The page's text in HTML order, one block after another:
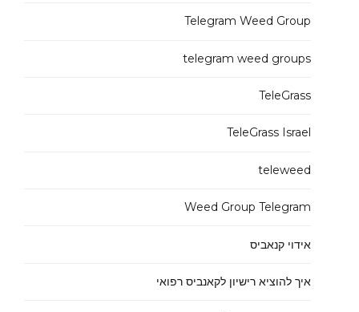
Telegram Weed Group
telegram weed groups
TeleGrass
TeleGrass Israel
teleweed
Weed Group Telegram
אידוי קנאביס
איך להוציא רישיון לקאנביס רפואי